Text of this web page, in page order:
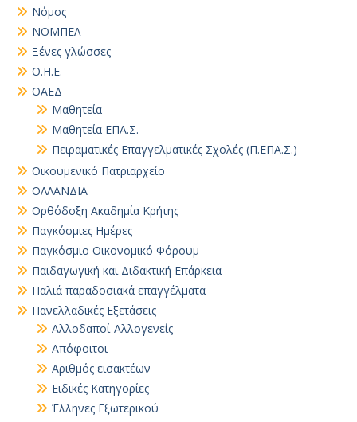
Νόμος
ΝΟΜΠΕΛ
Ξένες γλώσσες
Ο.Η.Ε.
ΟΑΕΔ
Μαθητεία
Μαθητεία ΕΠΑ.Σ.
Πειραματικές Επαγγελματικές Σχολές (Π.ΕΠΑ.Σ.)
Οικουμενικό Πατριαρχείο
ΟΛΛΑΝΔΙΑ
Ορθόδοξη Ακαδημία Κρήτης
Παγκόσμιες Ημέρες
Παγκόσμιο Οικονομικό Φόρουμ
Παιδαγωγική και Διδακτική Επάρκεια
Παλιά παραδοσιακά επαγγέλματα
Πανελλαδικές Εξετάσεις
Αλλοδαποί-Αλλογενείς
Απόφοιτοι
Αριθμός εισακτέων
Ειδικές Κατηγορίες
Έλληνες Εξωτερικού